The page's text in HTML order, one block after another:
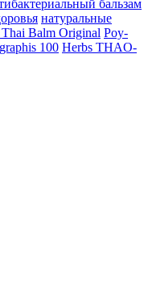
бальзам
натуральные
Balm Original Poy-
100 Herbs THAO-